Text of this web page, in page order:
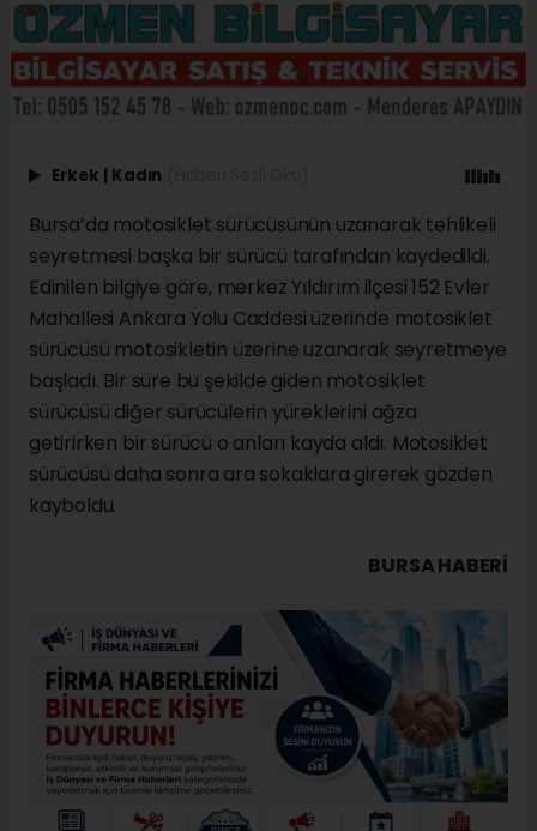
Erkek | Kadın
Bursa’da motosiklet sürücüsünün uzanarak tehlikeli
seyretmesi başka bir sürücü tarafından kaydedildi.
Edinilen bilgiye göre, merkez Yıldırım ilçesi 152 Evler
Mahallesi Ankara Yolu Caddesi üzerinde motosiklet
sürücüsü motosikletin üzerine uzanarak seyretmeye
başladı. Bir süre bu şekilde giden motosiklet
sürücüsü diğer sürücülerin yüreklerini ağza
getirirken bir sürücü o anları kayda aldı. Motosiklet
sürücüsü daha sonra ara sokaklara girerek gözden
kayboldu.
BURSA HABERİ